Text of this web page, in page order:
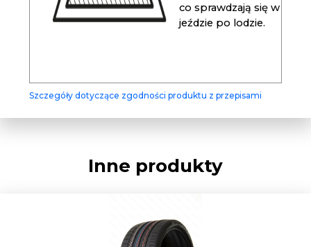
co sprawdzają się w
jeździe po lodzie.
Szczegóły dotyczące zgodności produktu z przepisami
Inne produkty